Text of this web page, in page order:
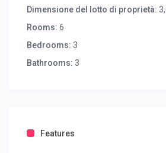
Dimensione del lotto di proprietà:
Rooms: 6
Bedrooms: 3
Bathrooms: 3
Features